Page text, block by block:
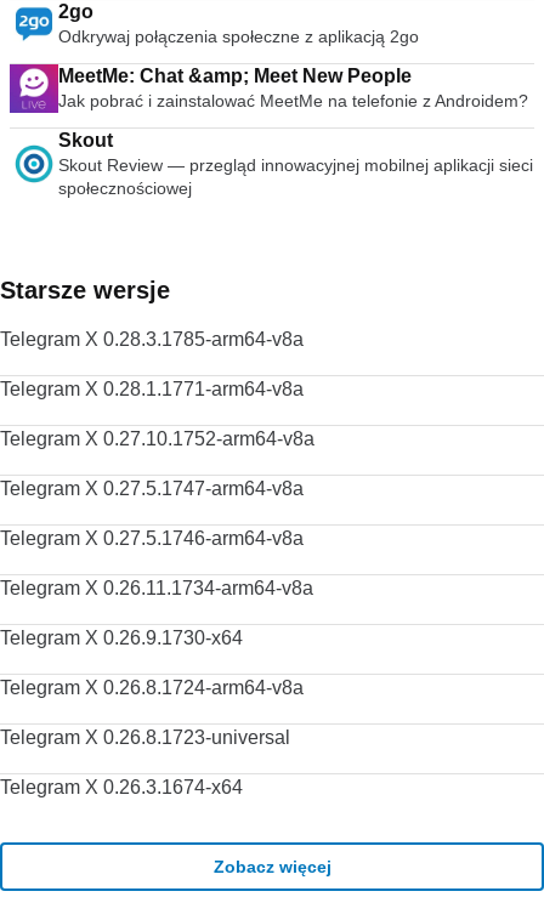
2go
Odkrywaj połączenia społeczne z aplikacją 2go
MeetMe: Chat &amp; Meet New People
Jak pobrać i zainstalować MeetMe na telefonie z Androidem?
Skout
Skout Review — przegląd innowacyjnej mobilnej aplikacji sieci
społecznościowej
Starsze wersje
Telegram X 0.28.3.1785-arm64-v8a
Telegram X 0.28.1.1771-arm64-v8a
Telegram X 0.27.10.1752-arm64-v8a
Telegram X 0.27.5.1747-arm64-v8a
Telegram X 0.27.5.1746-arm64-v8a
Telegram X 0.26.11.1734-arm64-v8a
Telegram X 0.26.9.1730-x64
Telegram X 0.26.8.1724-arm64-v8a
Telegram X 0.26.8.1723-universal
Telegram X 0.26.3.1674-x64
Zobacz więcej